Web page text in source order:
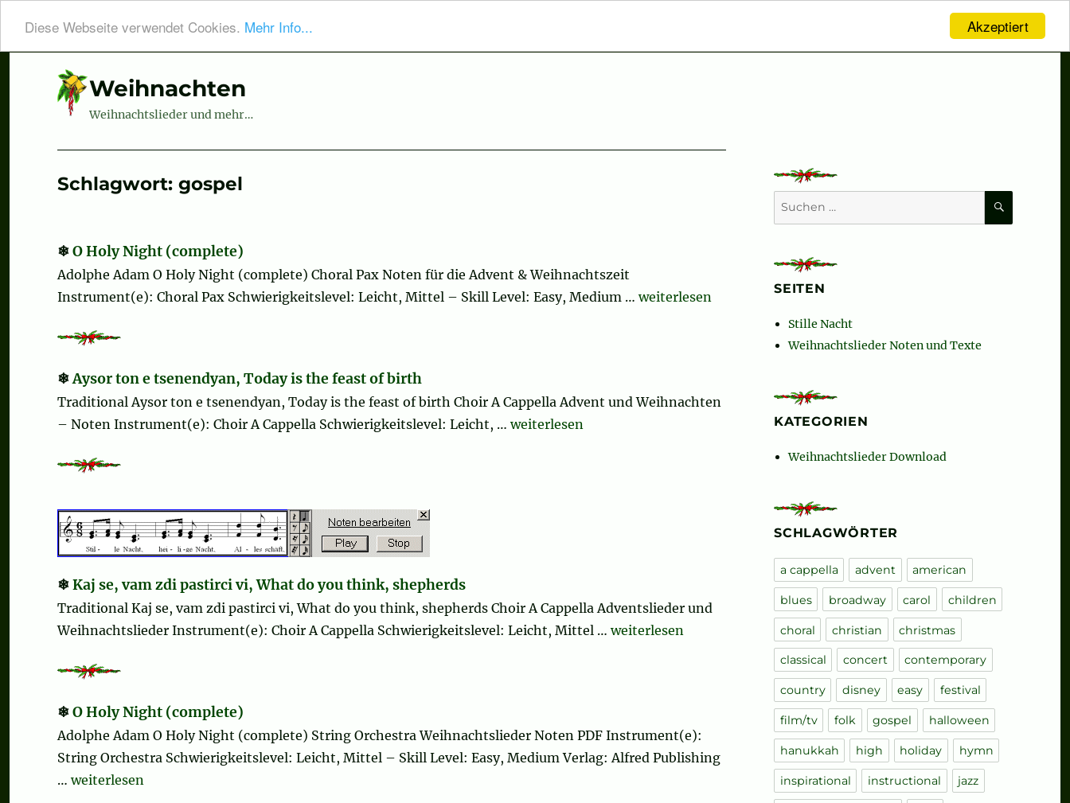
Akzeptiert
Diese Webseite verwendet Cookies. Mehr Info...
Weihnachten
Weihnachtslieder und mehr…
Schlagwort: gospel
O Holy Night (complete)
Adolphe Adam O Holy Night (complete) Choral Pax Noten für die Advent & Weihnachtszeit
Instrument(e): Choral Pax Schwierigkeitslevel: Leicht, Mittel – Skill Level: Easy, Medium …„O Holy Night (complete)“
weiterlesen
Aysor ton e tsenendyan, Today is the feast of birth
Traditional Aysor ton e tsenendyan, Today is the feast of birth Choir A Cappella Advent und Weihnachten
– Noten Instrument(e): Choir A Cappella Schwierigkeitslevel: Leicht, …„Aysor ton e tsenendyan, Today is the feast of birth“
weiterlesen
Kaj se, vam zdi pastirci vi, What do you think, shepherds
Traditional Kaj se, vam zdi pastirci vi, What do you think, shepherds Choir A Cappella Adventslieder und
Weihnachtslieder Instrument(e): Choir A Cappella Schwierigkeitslevel: Leicht, Mittel …„Kaj se, vam zdi pastirci vi, What do you think, shepherds“
weiterlesen
O Holy Night (complete)
Adolphe Adam O Holy Night (complete) String Orchestra Weihnachtslieder Noten PDF Instrument(e):
String Orchestra Schwierigkeitslevel: Leicht, Mittel – Skill Level: Easy, Medium Verlag: Alfred Publishing
…„O Holy Night (complete)“
weiterlesen
Suchen
nach:
SEITEN
Stille Nacht
Weihnachtslieder Noten und Texte
KATEGORIEN
Weihnachtslieder Download
SCHLAGWÖRTER
a cappella advent american
blues broadway carol children
choral christian christmas
classical concert contemporary
country disney easy festival
film/tv folk gospel halloween
hanukkah high holiday hymn
inspirational instructional jazz